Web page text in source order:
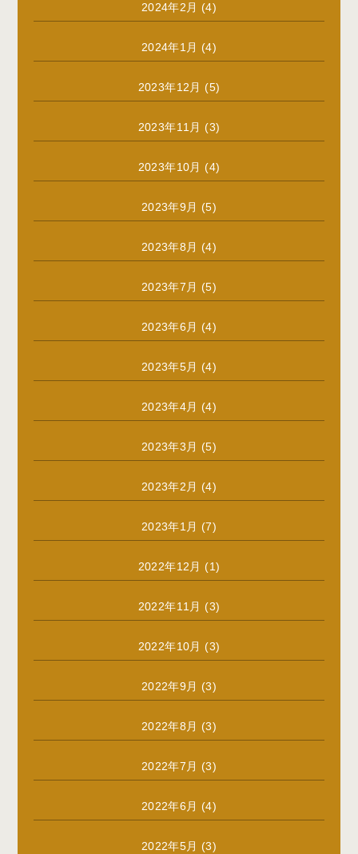
2024年2月 (4)
2024年1月 (4)
2023年12月 (5)
2023年11月 (3)
2023年10月 (4)
2023年9月 (5)
2023年8月 (4)
2023年7月 (5)
2023年6月 (4)
2023年5月 (4)
2023年4月 (4)
2023年3月 (5)
2023年2月 (4)
2023年1月 (7)
2022年12月 (1)
2022年11月 (3)
2022年10月 (3)
2022年9月 (3)
2022年8月 (3)
2022年7月 (3)
2022年6月 (4)
2022年5月 (3)